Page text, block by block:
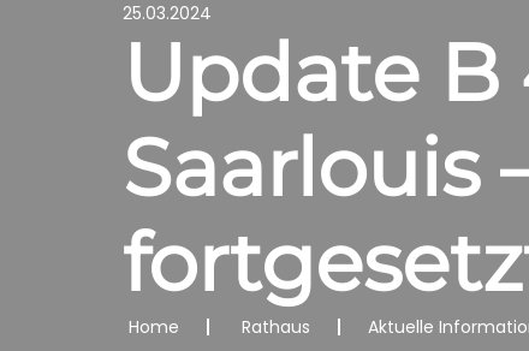
25.03.2024
Update
Saarlouis
Home Rathaus Aktuelle